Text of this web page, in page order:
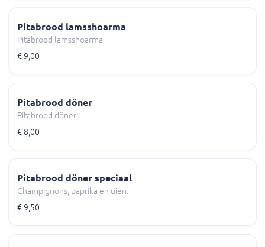
Pitabrood lamsshoarma
Pitabrood lamsshoarma
€ 9,00
Pitabrood döner
Pitabrood döner
€ 8,00
Pitabrood döner speciaal
Champignons, paprika en uien.
€ 9,50